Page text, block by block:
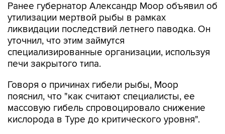
Ранее губернатор Александр Моор объявил об
утилизации мертвой рыбы в рамках
ликвидации последствий летнего паводка. Он
уточнил, что этим займутся
специализированные организации, используя
печи закрытого типа.
Говоря о причинах гибели рыбы, Моор
пояснил, что "как считают специалисты, ее
массовую гибель спровоцировало снижение
кислорода в Туре до критического уровня".